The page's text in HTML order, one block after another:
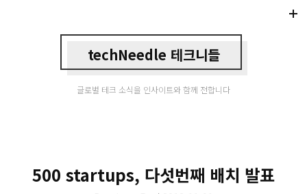
techNeedle 테크니들
글로벌 테크 소식을 인사이트와 함께 전합니다
500 startups, 다섯번째 배치 발표